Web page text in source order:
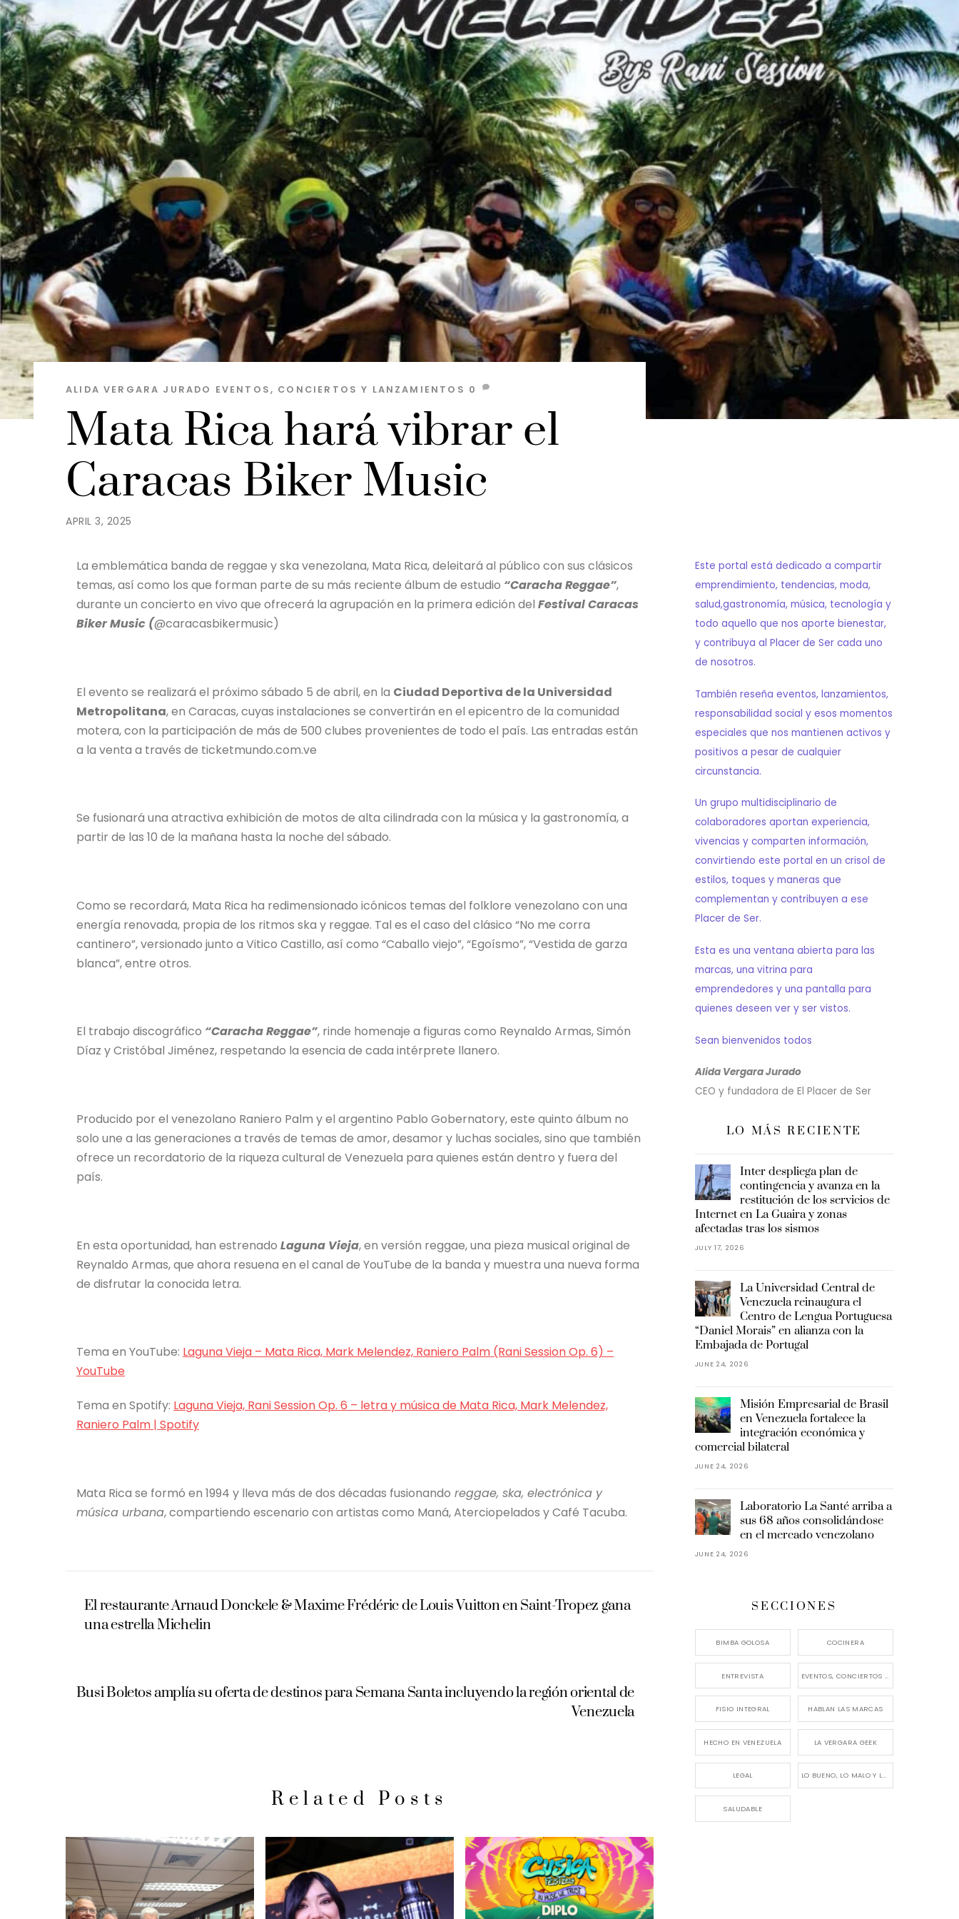
APRIL 3, 2025
Mata Rica hará vibrar el
Caracas Biker Music
ALIDA VERGARA JURADO EVENTOS, CONCIERTOS Y LANZAMIENTOS 0
La emblemática banda de reggae y ska venezolana, Mata Rica, deleitará al público con sus clásicos
temas, así como los que forman parte de su más reciente álbum de estudio “Caracha Reggae”,
durante un concierto en vivo que ofrecerá la agrupación en la primera edición del Festival Caracas
Biker Music (@caracasbikermusic)
El evento se realizará el próximo sábado 5 de abril, en la Ciudad Deportiva de la Universidad
Metropolitana, en Caracas, cuyas instalaciones se convertirán en el epicentro de la comunidad
motera, con la participación de más de 500 clubes provenientes de todo el país. Las entradas están
a la venta a través de ticketmundo.com.ve
Se fusionará una atractiva exhibición de motos de alta cilindrada con la música y la gastronomía, a
partir de las 10 de la mañana hasta la noche del sábado.
Como se recordará, Mata Rica ha redimensionado icónicos temas del folklore venezolano con una
energía renovada, propia de los ritmos ska y reggae. Tal es el caso del clásico “No me corra
cantinero”, versionado junto a Vitico Castillo, así como “Caballo viejo”, “Egoísmo”, “Vestida de garza
blanca”, entre otros.
El trabajo discográfico “Caracha Reggae”, rinde homenaje a figuras como Reynaldo Armas, Simón
Díaz y Cristóbal Jiménez, respetando la esencia de cada intérprete llanero.
Producido por el venezolano Raniero Palm y el argentino Pablo Gobernatory, este quinto álbum no
solo une a las generaciones a través de temas de amor, desamor y luchas sociales, sino que también
ofrece un recordatorio de la riqueza cultural de Venezuela para quienes están dentro y fuera del
país.
En esta oportunidad, han estrenado Laguna Vieja, en versión reggae, una pieza musical original de
Reynaldo Armas, que ahora resuena en el canal de YouTube de la banda y muestra una nueva forma
de disfrutar la conocida letra.
Tema en YouTube: Laguna Vieja – Mata Rica, Mark Melendez, Raniero Palm (Rani Session Op. 6) –
YouTube
Tema en Spotify: Laguna Vieja, Rani Session Op. 6 – letra y música de Mata Rica, Mark Melendez,
Raniero Palm | Spotify
Mata Rica se formó en 1994 y lleva más de dos décadas fusionando reggae, ska, electrónica y
música urbana, compartiendo escenario con artistas como Maná, Aterciopelados y Café Tacuba.
El restaurante Arnaud Donckele & Maxime Frédéric de Louis Vuitton en Saint-Tropez gana
una estrella Michelin
Busi Boletos amplía su oferta de destinos para Semana Santa incluyendo la región oriental de
Venezuela
Related Posts
Este portal está dedicado a compartir
emprendimiento, tendencias, moda,
salud,gastronomía, música, tecnología y
todo aquello que nos aporte bienestar,
y contribuya al Placer de Ser cada uno
de nosotros.
También reseña eventos, lanzamientos,
responsabilidad social y esos momentos
especiales que nos mantienen activos y
positivos a pesar de cualquier
circunstancia.
Un grupo multidisciplinario de
colaboradores aportan experiencia,
vivencias y comparten información,
convirtiendo este portal en un crisol de
estilos, toques y maneras que
complementan y contribuyen a ese
Placer de Ser.
Esta es una ventana abierta para las
marcas, una vitrina para
emprendedores y una pantalla para
quienes deseen ver y ser vistos.
Sean bienvenidos todos
Alida Vergara Jurado
CEO y fundadora de El Placer de Ser
LO MÁS RECIENTE
Inter despliega plan de
contingencia y avanza en la
restitución de los servicios de
Internet en La Guaira y zonas
afectadas tras los sismos
JULY 17, 2026
La Universidad Central de
Venezuela reinaugura el
Centro de Lengua Portuguesa
“Daniel Morais” en alianza con la
Embajada de Portugal
JUNE 24, 2026
Misión Empresarial de Brasil
en Venezuela fortalece la
integración económica y
comercial bilateral
JUNE 24, 2026
Laboratorio La Santé arriba a
sus 68 años consolidándose
en el mercado venezolano
JUNE 24, 2026
SECCIONES
BIMBA GOLOSA COCINERA
ENTREVISTA
FISIO INTEGRAL HABLAN LAS MARCAS
HECHO EN VENEZUELA LA VERGARA GEEK
LEGAL LO BUENO, LO MALO Y LO FEO
SALUDABLE